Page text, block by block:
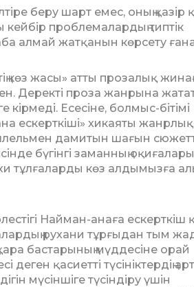
беру шарт емес, оның қазір
кей­бір проблемалардың типтік
алмай жатқанын көрсету
көз жасы» ат­ты прозалық
Деректі проза жанрына
Есесіне, болмыс-біті­мі
ескерткіші» хи­каяты жанрлық
дамитын шағын
бүгінгі заманның оқиғалары
тұл­ғаларды көз алдымызға
Найман-ана­ға ескерткіш
рухани тұрғыдан тым
бастарының мүддесіне орай
қасиетті түсініктердің
мүсіншіге түсіндіру үшін